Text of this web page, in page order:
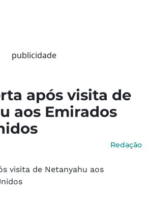
publicidade
após visita de
aos Emirados
Redação